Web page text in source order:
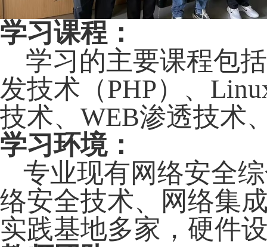
学习课程：
学习的主要课程包括
发技术（PHP）、
技术、 WEB渗透技术
学习环境：
专业现有网络安全
络安全技术、网络集
实践基地多家，硬件